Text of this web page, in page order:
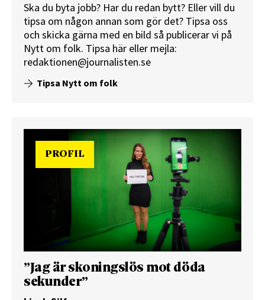
Ska du byta jobb? Har du redan bytt? Eller vill du
tipsa om någon annan som gör det? Tipsa oss
och skicka gärna med en bild så publicerar vi på
Nytt om folk. Tipsa här eller mejla:
redaktionen@journalisten.se
Tipsa Nytt om folk
PROFIL
”Jag är skoningslös mot döda
sekunder”